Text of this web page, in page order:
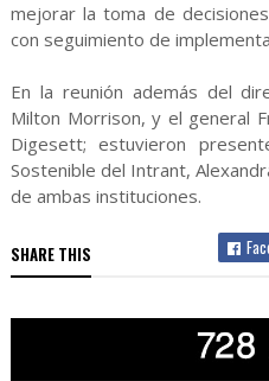
mejorar la toma de
con seguimiento de
En la reunión además del
Milton Morrison, y el general
Digesett; estuvieron
Sostenible del Intrant,
de ambas instituciones.
SHARE THIS